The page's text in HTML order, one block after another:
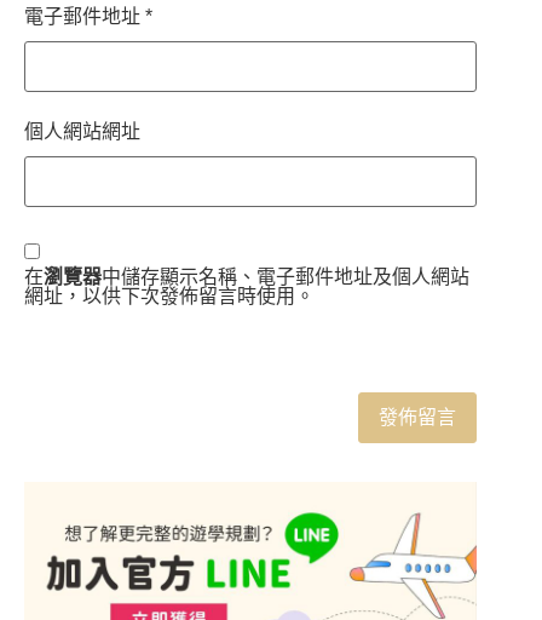
電子郵件地址 *
個人網站網址
在瀏覽器中儲存顯示名稱、電子郵件地址及個人網站
網址，以供下次發佈留言時使用。